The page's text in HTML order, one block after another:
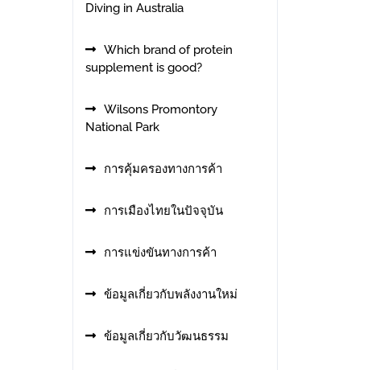
Diving in Australia
Which brand of protein
supplement is good?
Wilsons Promontory
National Park
การคุ้มครองทางการค้า
การเมืองไทยในปัจจุบัน
การแข่งขันทางการค้า
ข้อมูลเกี่ยวกับพลังงานใหม่
ข้อมูลเกี่ยวกับวัฒนธรรม